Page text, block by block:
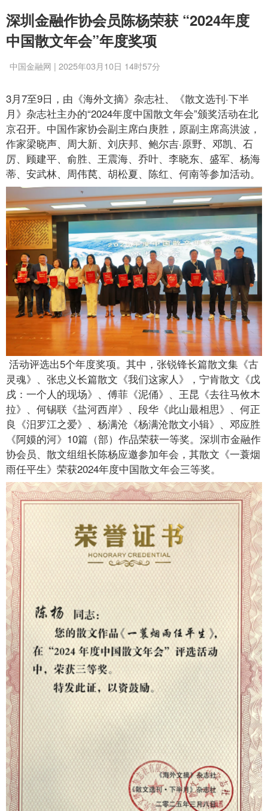
深圳金融作协会员陈杨荣获 “2024年度
中国散文年会”年度奖项
中国金融网 | 2025年03月10日 14时57分
3月7至9日，由《海外文摘》杂志社、《散文选刊·下半
月》杂志社主办的“2024年度中国散文年会”颁奖活动在北
京召开。中国作家协会副主席白庚胜，原副主席高洪波，
作家梁晓声、周大新、刘庆邦、鲍尔吉·原野、邓凯、石
厉、顾建平、俞胜、王震海、乔叶、李晓东、盛军、杨海
蒂、安武林、周伟苠、胡松夏、陈红、何南等参加活动。
活动评选出5个年度奖项。其中，张锐锋长篇散文集《古
灵魂》、张忠义长篇散文《我们这家人》，宁肯散文《戊
戌：一个人的现场》、傅菲《泥俑》、王昆《去往马攸木
拉》、何锡联《盐河西岸》、段华《此山最相思》、何正
良《汨罗江之爱》、杨满沧《杨满沧散文小辑》、邓应胜
《阿嫫的河》10篇（部）作品荣获一等奖。深圳市金融作
协会员、散文组组长陈杨应邀参加年会，其散文《一蓑烟
雨任平生》荣获2024年度中国散文年会三等奖。